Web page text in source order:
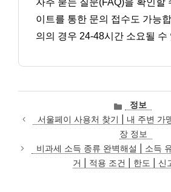
자주 묻는 질문(FAQ)을 확인할
이트를 통한 문의 접수도 가능
의의 경우 24-48시간 소요될 수
카
테
고
리
정보
서울페이 사용처 찾기 | 내 주변 가
장 정보
비과세 소득 종류 완벽해설 | 소득
거 | 적용 조건 | 한도 | 신